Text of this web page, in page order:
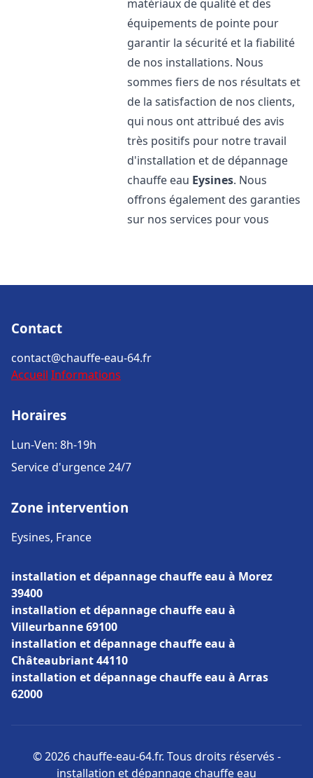
matériaux de qualité et des
équipements de pointe pour
garantir la sécurité et la fiabilité
de nos installations. Nous
sommes fiers de nos résultats et
de la satisfaction de nos clients,
qui nous ont attribué des avis
très positifs pour notre travail
d'installation et de dépannage
chauffe eau Eysines. Nous
offrons également des garanties
sur nos services pour vous
Contact
contact@chauffe-eau-64.fr
Accueil Informations
Horaires
Lun-Ven: 8h-19h
Service d'urgence 24/7
Zone intervention
Eysines, France
installation et dépannage chauffe eau à Morez
39400
installation et dépannage chauffe eau à
Villeurbanne 69100
installation et dépannage chauffe eau à
Châteaubriant 44110
installation et dépannage chauffe eau à Arras
62000
© 2026 chauffe-eau-64.fr. Tous droits réservés -
installation et dépannage chauffe eau